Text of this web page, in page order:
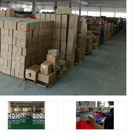
上海仓储服务
上海电商代发货仓库